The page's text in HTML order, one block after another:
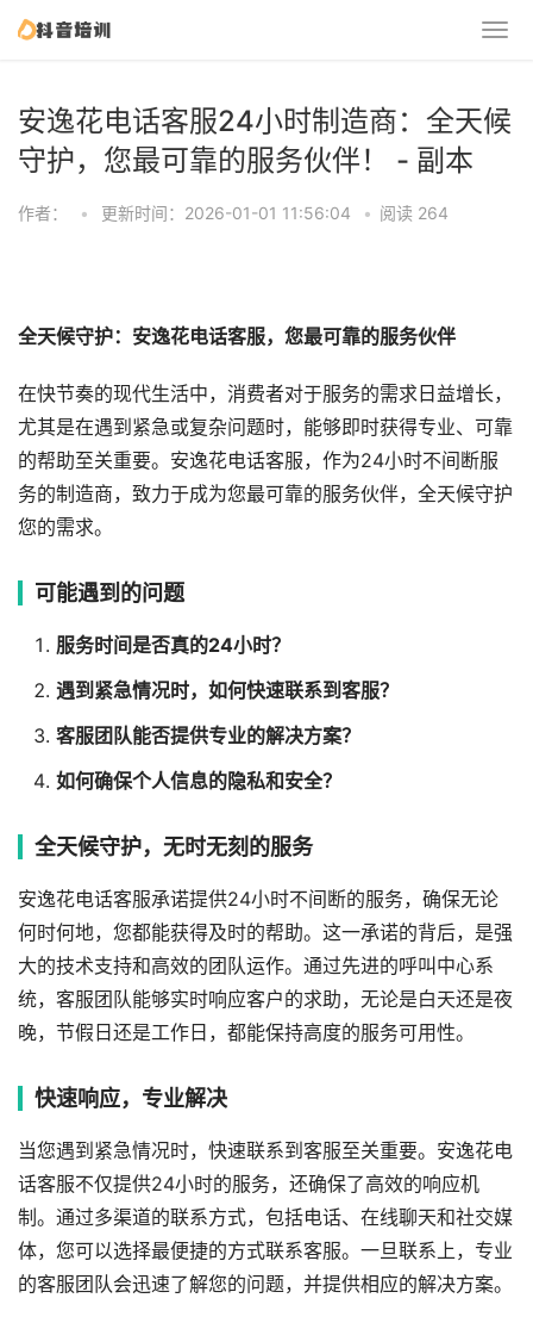
安逸花电话客服24小时制造商：全天候
守护，您最可靠的服务伙伴！ - 副本
作者： • 更新时间：2026-01-01 11:56:04 • 阅读 264
全天候守护：安逸花电话客服，您最可靠的服务伙伴
在快节奏的现代生活中，消费者对于服务的需求日益增长，
尤其是在遇到紧急或复杂问题时，能够即时获得专业、可靠
的帮助至关重要。安逸花电话客服，作为24小时不间断服
务的制造商，致力于成为您最可靠的服务伙伴，全天候守护
您的需求。
可能遇到的问题
服务时间是否真的24小时？
遇到紧急情况时，如何快速联系到客服？
客服团队能否提供专业的解决方案？
如何确保个人信息的隐私和安全？
全天候守护，无时无刻的服务
安逸花电话客服承诺提供24小时不间断的服务，确保无论
何时何地，您都能获得及时的帮助。这一承诺的背后，是强
大的技术支持和高效的团队运作。通过先进的呼叫中心系
统，客服团队能够实时响应客户的求助，无论是白天还是夜
晚，节假日还是工作日，都能保持高度的服务可用性。
快速响应，专业解决
当您遇到紧急情况时，快速联系到客服至关重要。安逸花电
话客服不仅提供24小时的服务，还确保了高效的响应机
制。通过多渠道的联系方式，包括电话、在线聊天和社交媒
体，您可以选择最便捷的方式联系客服。一旦联系上，专业
的客服团队会迅速了解您的问题，并提供相应的解决方案。